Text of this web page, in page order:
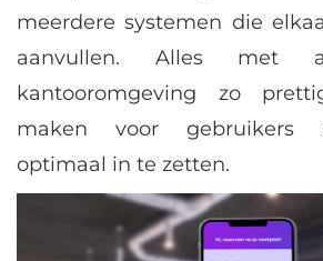
meerdere systemen die
aanvullen. Alles met
kantooromgeving zo
maken voor gebruikers
optimaal in te zetten.